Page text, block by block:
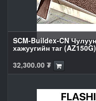
SCM-Buildex-CN
хажуугийн таг
32,300.00 ₮